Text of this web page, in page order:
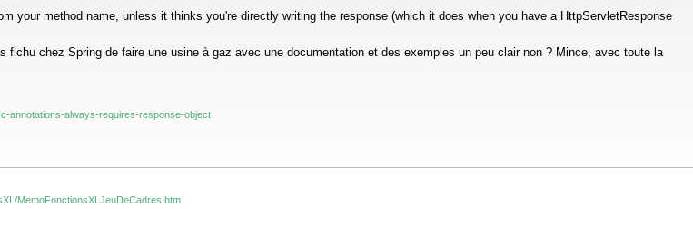
your method name, unless it thinks you're directly writing the response (which it does when you have a HttpServletResponse
chez Spring de faire une usine à gaz avec une documentation et des exemples un peu clair non ? Mince, avec toute la
annotations-always-requires-response-object
MemoFonctionsXLJeuDeCadres.htm